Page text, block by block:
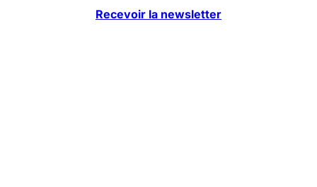
Recevoir la newsletter